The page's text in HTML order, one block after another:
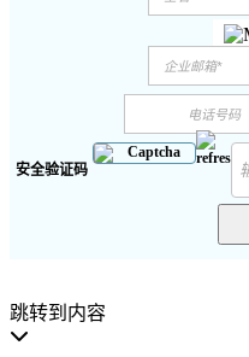
安全验证码
跳转到内容